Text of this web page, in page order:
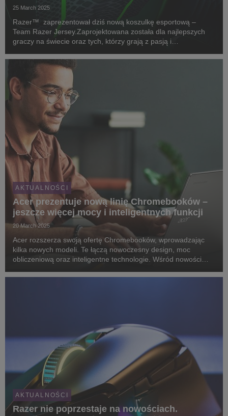
25 March 2025
Razer™ zaprezentował dziś nową koszulkę esportową –
Team Razer Jersey.Zaprojektowana została dla najlepszych
graczy na świecie oraz tych, którzy grają z pasją i
AKTUALNOŚCI
Acer prezentuje nową linię Chromebooków –
jeszcze więcej mocy i inteligentnych funkcji
20 March 2025
Acer rozszerza swoją ofertę Chromebooków, wprowadzając
kilka nowych modeli. Te łączą nowoczesny design, moc
obliczeniową oraz inteligentne technologie. Wśród nowości
oraz ultraprzenośny Acer Chromebook Tab 311.
AKTUALNOŚCI
Razer nie poprzestaje na nowościach.